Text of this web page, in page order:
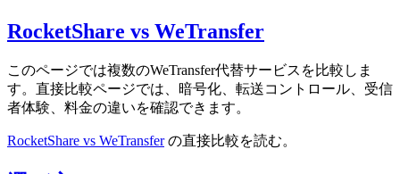
RocketShare vs WeTransfer
このページでは複数のWeTransfer代替サービスを比較しま
す。直接比較ページでは、暗号化、転送コントロール、受信
者体験、料金の違いを確認できます。
RocketShare vs WeTransferの直接比較を読む。